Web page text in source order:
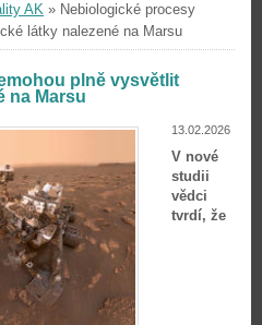
AK » Nebiologické procesy
látky nalezené na Marsu
plně vysvětlit
na Marsu
13.02.2026
V nové
studii
vědci
tvrdí, že